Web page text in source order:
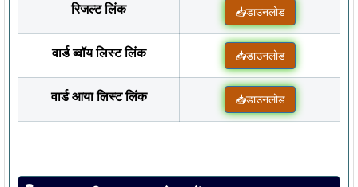
रिजल्ट लिंक 📥डाउनलोड
वार्ड ब्वॉय लिस्ट लिंक 📥डाउनलोड
वार्ड आया लिस्ट लिंक 📥डाउनलोड